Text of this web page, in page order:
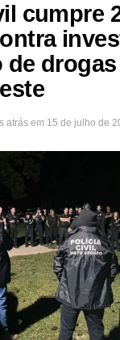
cumpre
drogas
atrás em 15 de julho de